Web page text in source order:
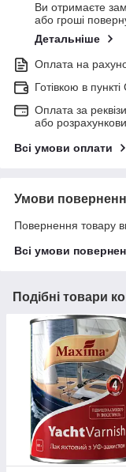
Ви отримаєте
або гроші
Детальніше
Оплата на
Готівкою в
Оплата за
або
Всі умови оплати
Умови
Повернення товару
Всі умови
Подібні товари